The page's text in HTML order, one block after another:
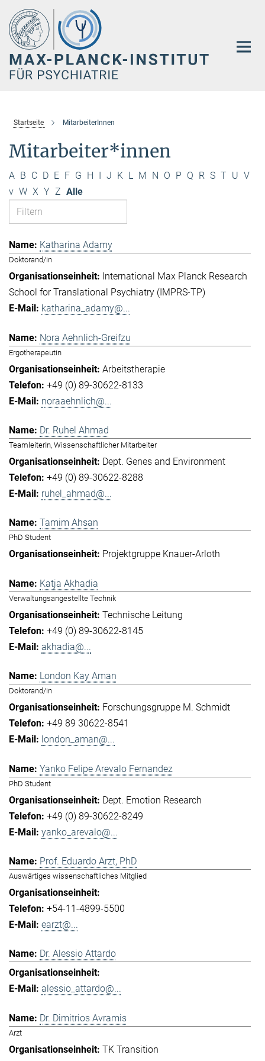
Hauptinhalt
Startseite MitarbeiterInnen
Mitarbeiter*innen
A B C D E F G H I J K L M N O P Q R S T U V
v W X Y Z Alle
Katharina Adamy
Doktorand/in
International Max Planck Research
School for Translational Psychiatry (IMPRS-TP)
katharina_adamy@...
Nora Aehnlich-Greifzu
Ergotherapeutin
Arbeitstherapie
+49 (0) 89-30622-8133
noraaehnlich@...
Dr. Ruhel Ahmad
TeamleiterIn, Wissenschaftlicher Mitarbeiter
Dept. Genes and Environment
+49 (0) 89-30622-8288
ruhel_ahmad@...
Tamim Ahsan
PhD Student
Projektgruppe Knauer-Arloth
Katja Akhadia
Verwaltungsangestellte Technik
Technische Leitung
+49 (0) 89-30622-8145
akhadia@...
London Kay Aman
Doktorand/in
Forschungsgruppe M. Schmidt
+49 89 30622-8541
london_aman@...
Yanko Felipe Arevalo Fernandez
PhD Student
Dept. Emotion Research
+49 (0) 89-30622-8249
yanko_arevalo@...
Prof. Eduardo Arzt, PhD
Auswärtiges wissenschaftliches Mitglied
+54-11-4899-5500
earzt@...
Dr. Alessio Attardo
alessio_attardo@...
Dr. Dimitrios Avramis
Arzt
TK Transition